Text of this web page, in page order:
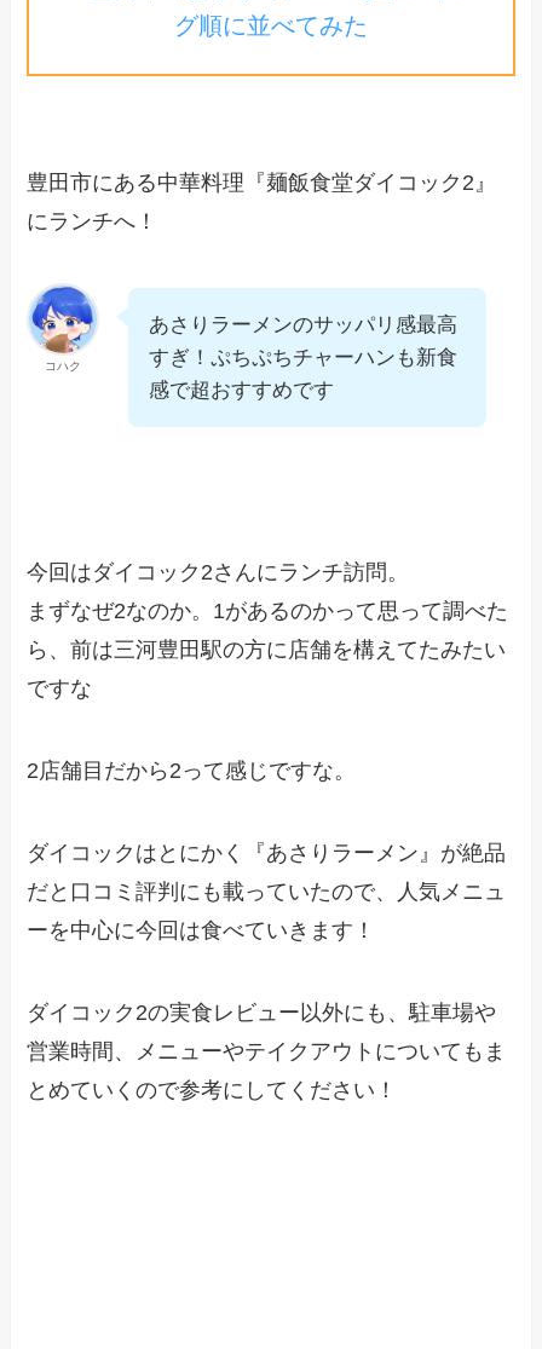
グ順に並べてみた
豊田市にある中華料理『麺飯食堂ダイコック2』
にランチへ！
コハク
あさりラーメンのサッパリ感最高
すぎ！ぷちぷちチャーハンも新食
感で超おすすめです
今回はダイコック2さんにランチ訪問。
まずなぜ2なのか。1があるのかって思って調べた
ら、前は三河豊田駅の方に店舗を構えてたみたい
ですな
2店舗目だから2って感じですな。
ダイコックはとにかく『あさりラーメン』が絶品
だと口コミ評判にも載っていたので、人気メニュ
ーを中心に今回は食べていきます！
ダイコック2の実食レビュー以外にも、駐車場や
営業時間、メニューやテイクアウトについてもま
とめていくので参考にしてください！